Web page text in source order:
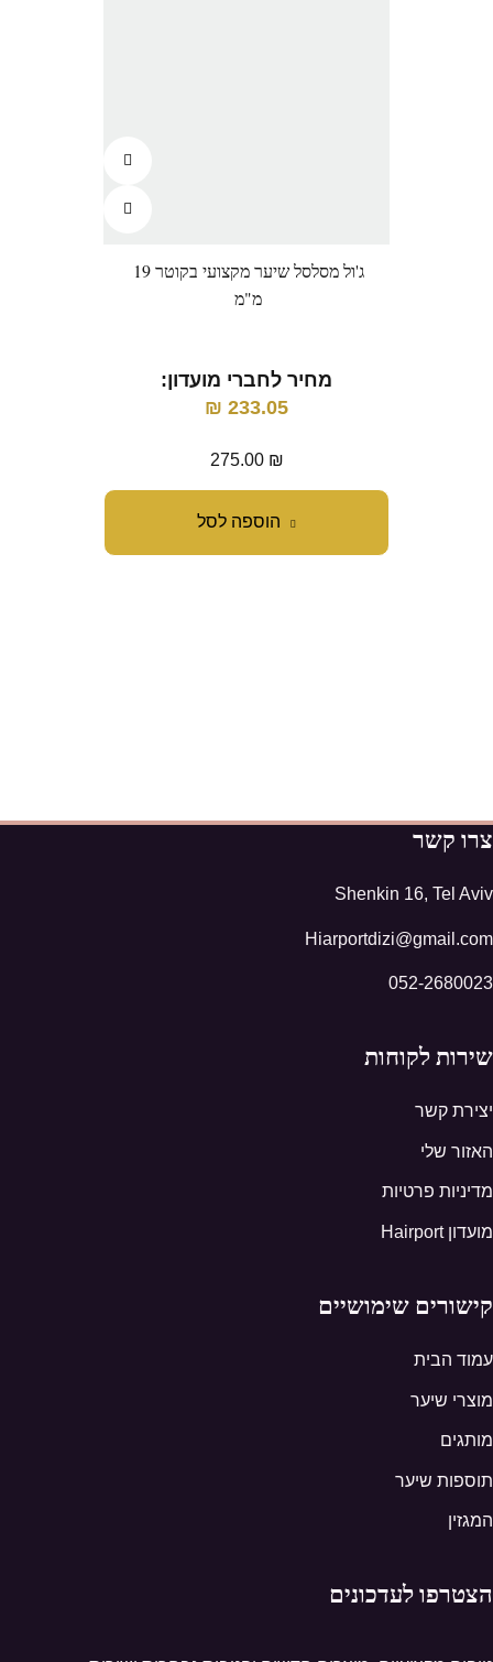
הוספה לסל
ג'ול מסלסל שיער מקצועי בקוטר 19
מ"מ
מחיר לחברי מועדון:
233.05
₪
275.00 ₪
צרו קשר
Shenkin 16, Tel Aviv
Hiarportdizi@gmail.com
052-2680023
שירות לקוחות
יצירת קשר
האזור שלי
מדיניות פרטיות
מועדון Hairport
קישורים שימושיים
עמוד הבית
מוצרי שיער
מותגים
תוספות שיער
המגזין
הצטרפו לעדכונים